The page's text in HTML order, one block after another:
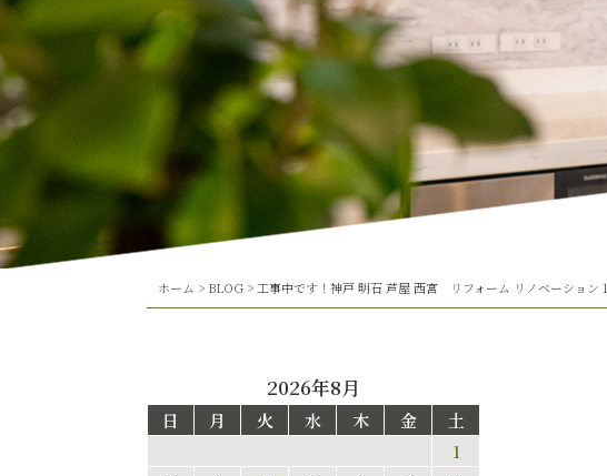
ホーム > BLOG> 工事中です！神戸 明石 芦屋 西宮 リフォーム リノベーション
2026年8月
日 月 火 水 木 金
土
1